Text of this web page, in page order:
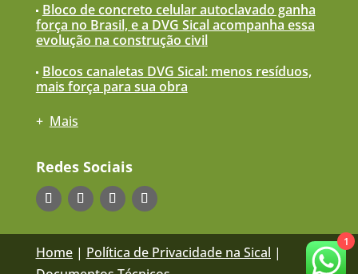
Bloco de concreto celular autoclavado ganha
força no Brasil, e a DVG Sical acompanha essa
evolução na construção civil
Blocos canaletas DVG Sical: menos resíduos,
mais força para sua obra
+ Mais
Redes Sociais
Home| Política de Privacidade na Sical |
1